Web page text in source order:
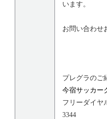
います。
お問い合わせ
プレグラのご
今宿サッカー
フリーダイヤ
3344